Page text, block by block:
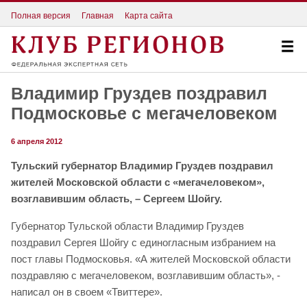
Полная версия Главная Карта сайта
Владимир Груздев поздравил
Подмосковье с мегачеловеком
6 апреля 2012
Тульский губернатор Владимир Груздев поздравил
жителей Московской области с «мегачеловеком»,
возглавившим область, – Сергеем Шойгу.
Губернатор Тульской области Владимир Груздев
поздравил Сергея Шойгу с единогласным избранием на
пост главы Подмосковья. «А жителей Московской области
поздравляю с мегачеловеком, возглавившим область», -
написал он в своем «Твиттере».